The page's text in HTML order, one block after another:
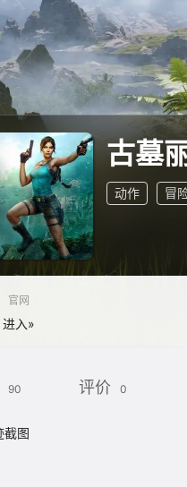
古墓
动作 冒
官网
进入»
90 评价 0